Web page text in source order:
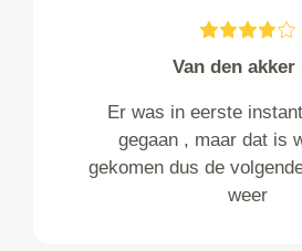
Van den akker
Er was in eerste
gegaan , maar dat is
gekomen dus de
weer